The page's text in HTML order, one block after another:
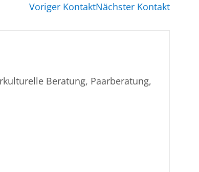
Voriger KontaktNächster Kontakt
Beratung, Paarberatung,